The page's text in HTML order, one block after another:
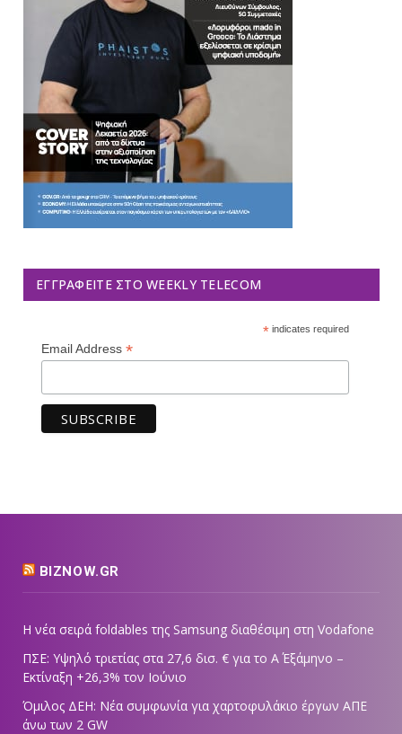
ΕΓΓΡΑΦΕΊΤΕ ΣΤΟ WEEKLY TELECOM
*indicates required
Email Address *
BIZNOW.GR
Η νέα σειρά foldables της Samsung διαθέσιμη στη Vodafone
ΠΣΕ: Υψηλό τριετίας στα 27,6 δισ. € για το Α΄ Εξάμηνο –
Εκτίναξη +26,3% τον Ιούνιο
Όμιλος ΔΕΗ: Νέα συμφωνία για χαρτοφυλάκιο έργων ΑΠΕ
άνω των 2 GW